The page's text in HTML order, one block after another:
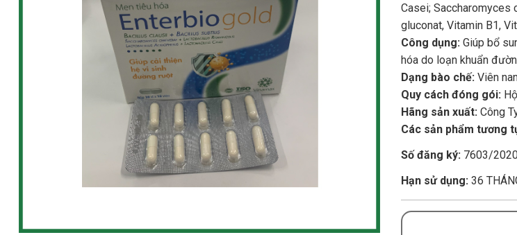
Casei; Saccharomyces
gluconat, Vitamin B1,
Công dụng: Giúp bổ
hóa do loạn khuẩn
Dạng bào chế: Viên
Quy cách đóng gói:
Hãng sản xuất: Công
Các sản phẩm tương
Số đăng ký: 7603/
Hạn sử dụng: 36